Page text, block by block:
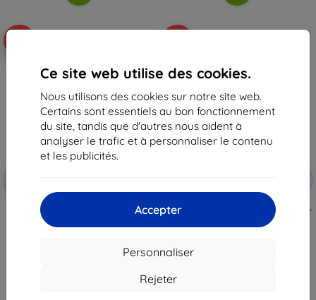
Ce site web utilise des cookies.
Nous utilisons des cookies sur notre site web.
Certains sont essentiels au bon fonctionnement
du site, tandis que d'autres nous aident à
analyser le trafic et à personnaliser le contenu
et les publicités.
Accepter
Personnaliser
Rejeter
coupon
Film de protection 3mk 1UP pour
Samsung Galaxy A06
coupon
Coque Beline Carbon Armor pour
Samsung A06 5G noir